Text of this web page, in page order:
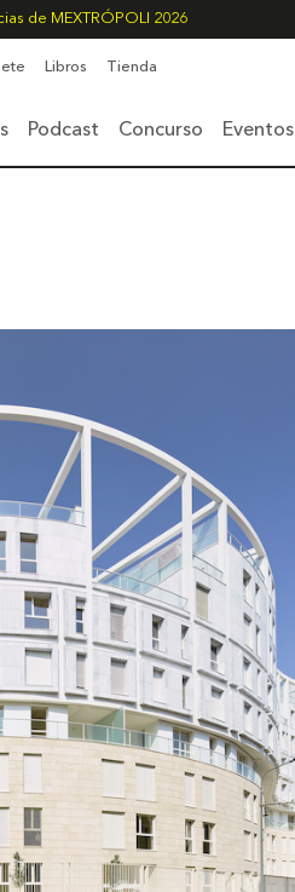
de MEXTRÓPOLI 2026
Libros Tienda
Podcast Concurso Eventos